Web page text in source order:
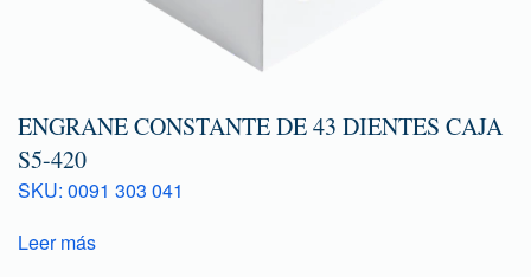
ENGRANE CONSTANTE DE 43 DIENTES CAJA
S5-420
SKU: 0091 303 041
Leer más